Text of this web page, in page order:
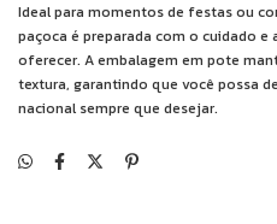
Ideal para momentos de festas ou
paçoca é preparada com o cuidado e
oferecer. A embalagem em pote
textura, garantindo que você possa
nacional sempre que desejar.